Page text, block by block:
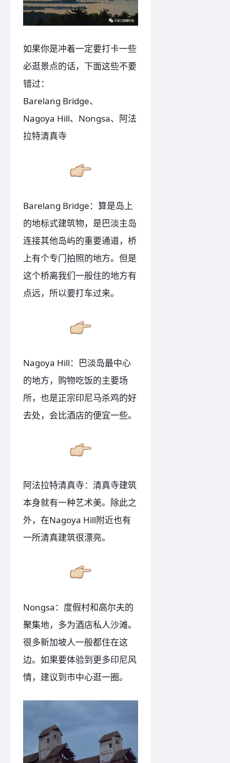
如果你是冲着一定要打卡一些
必逛景点的话，下面这些不要
错过：
Barelang Bridge、
Nagoya Hill、Nongsa、阿法
拉特清真寺
Barelang Bridge：算是岛上
的地标式建筑物，是巴淡主岛
连接其他岛屿的重要通道，桥
上有个专门拍照的地方。但是
这个桥离我们一般住的地方有
点远，所以要打车过来。
Nagoya Hill：巴淡岛最中心
的地方，购物吃饭的主要场
所，也是正宗印尼马杀鸡的好
去处，会比酒店的便宜一些。
阿法拉特清真寺：清真寺建筑
本身就有一种艺术美。除此之
外，在Nagoya Hill附近也有
一所清真建筑很漂亮。
Nongsa：度假村和高尔夫的
聚集地，多为酒店私人沙滩。
很多新加坡人一般都住在这
边。如果要体验到更多印尼风
情，建议到市中心逛一圈。